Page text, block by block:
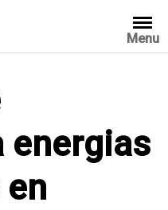
Menu
energias